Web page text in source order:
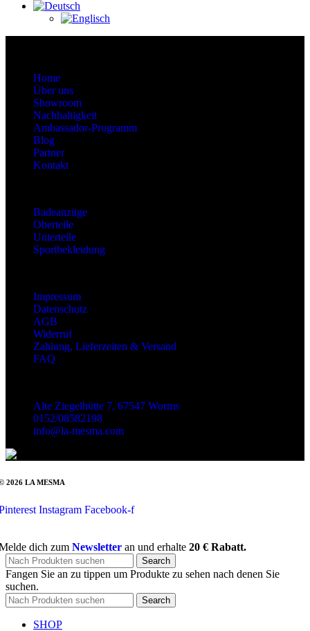
Home
Über uns
Showroom
Nachhaltigkeit
Ambassador-Programm
Blog
Partner
Kontakt
Badeanzüge
Oberteile
Unterteile
Sportbekleidung
Impressum
Datenschutz
AGB
Widerruf
Zahlung, Lieferzeiten & Versand
FAQ
Alte Ziegelhütte 7, 67547 Worms
0152/08582198
info@la-mesma.com
2026 LA MESMA
Instagram Facebook-f
dich zum Newsletter an und erhalte 20 € Rabatt.
Search
Fangen Sie an zu tippen um Produkte zu sehen nach denen Sie
suchen.
Search
SHOP